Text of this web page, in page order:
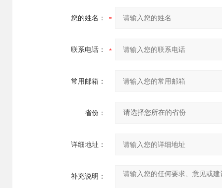
您的姓名：
联系电话：
常用邮箱：
省份：
详细地址：
补充说明：